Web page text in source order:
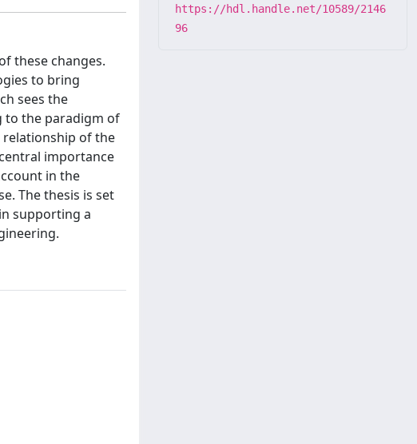
these changes.
to bring
sees the
to the paradigm of
relationship of the
importance
in the
The thesis is set
supporting a
https://hdl.handle.net/10589/2146
96